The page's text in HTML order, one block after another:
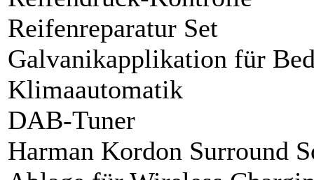
Reifenreparatur Set
Galvanikapplikation für
Klimaautomatik
DAB-Tuner
Harman Kordon Surround